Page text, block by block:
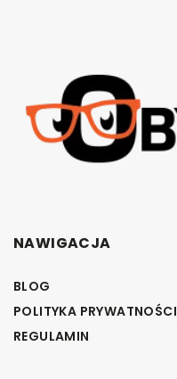
NAWIGACJA
BLOG
POLITYKA PRYWATNOŚCI
REGULAMIN